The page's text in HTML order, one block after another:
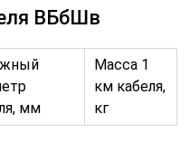
ВБбШв
мм
Масса 1
км кабеля,
кг